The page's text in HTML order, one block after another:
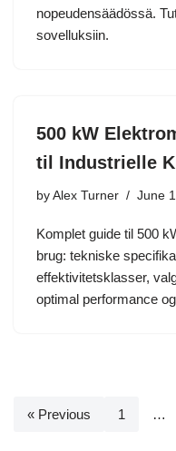
nopeudensäädössä.
sovelluksiin.
500 kW
til Industrielle
by Alex Turner June
Komplet guide til 500
brug: tekniske
effektivitetsklasser,
optimal performance
« Previous 1 …